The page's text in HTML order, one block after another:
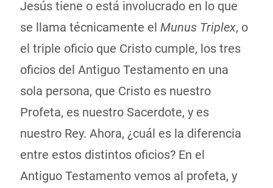
Jesús tiene o está involucrado en lo que
se llama técnicamente el Munus Triplex, o
el triple oficio que Cristo cumple, los tres
oficios del Antiguo Testamento en una
sola persona, que Cristo es nuestro
Profeta, es nuestro Sacerdote, y es
nuestro Rey. Ahora, ¿cuál es la diferencia
entre estos distintos oficios? En el
Antiguo Testamento vemos al profeta, y